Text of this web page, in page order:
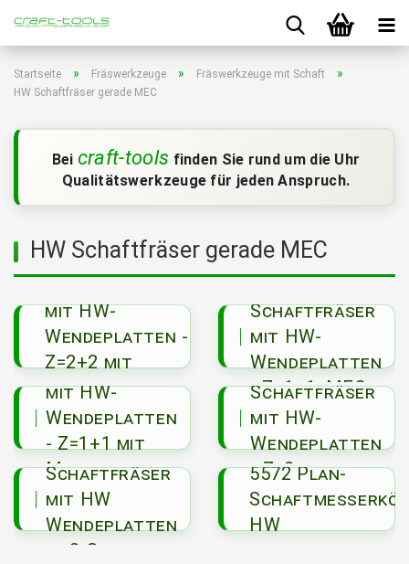
Startseite » Fräswerkzeuge » Fräswerkzeuge mit Schaft »
HW Schaftfräser gerade MEC
Bei craft-tools finden Sie rund um die Uhr
Qualitätswerkzeuge für jeden Anspruch.
HW Schaftfräser gerade MEC
2233
mit HW-
Wendeplatten -
Z=2+2 mit
wechselseitigem
Achswinkel
Schaftfräser
mit HW-
Wendeplatten
- Z=1+1, MEC
2236
Schaftfräser
mit HW-
Wendeplatten
- Z=1+1 mit
Mini-
Wendeplatten
2237
Schaftfräser
mit HW-
Wendeplatten
- Z=2
3520
Schaftfräser
mit HW
Wendeplatten
- t3-System
5572 Plan-
HW